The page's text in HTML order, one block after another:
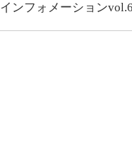
ンフォメーション